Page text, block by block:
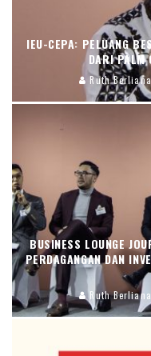
IEU-CEPA: PELUANG
DARI PALM
Ruth Berliana
BUSINESS LOUNGE
PERDAGANGAN DAN
Ruth Berliana